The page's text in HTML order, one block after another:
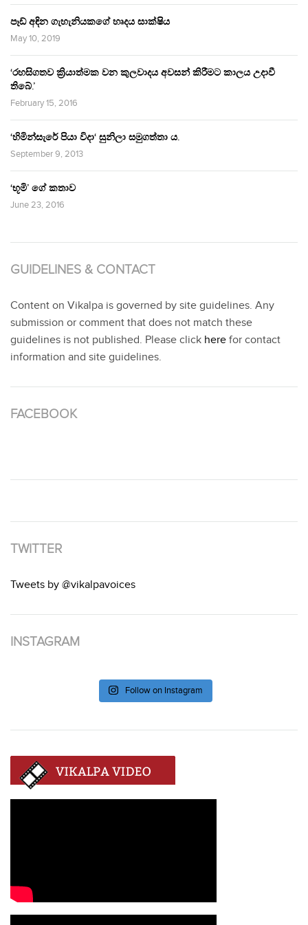
පෑඩ් අඳින ගැහැනියකගේ හෘදය සාක්ෂිය
May 10, 2019
‘රහසිගතව ක්‍රියාත්මක වන කුලවාදය අවසන් කිරීමට කාලය උදාවී
තිබේ.’
February 15, 2016
‘හිමින්සැරේ පියා විදා‘ සුනිලා සමුගත්තා ය.
September 9, 2013
‘භූමි’ ගේ කතාව
June 23, 2016
GUIDELINES & CONTACT
Content on Vikalpa is governed by site guidelines. Any
submission or comment that does not match these
guidelines is not published. Please click here for contact
information and site guidelines.
FACEBOOK
TWITTER
Tweets by @vikalpavoices
INSTAGRAM
Follow on Instagram